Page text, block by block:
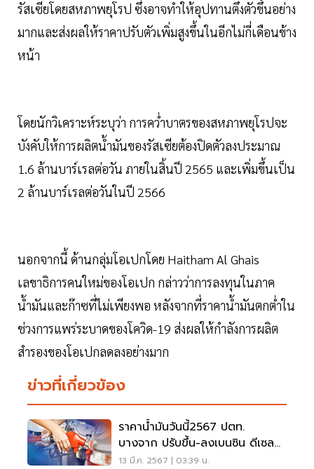
รัสเซียโดยสหภาพยุโรป ซึ่งอาจทำให้อุปทานตึงตัวขึ้นอย่าง
มากและส่งผลให้ราคาปรับตัวเพิ่มสูงขึ้นในอีกไม่กี่เดือนข้าง
หน้า
โดยนักวิเคราะห์ระบุว่า การคว่ำบาตรของสหภาพยุโรปจะ
บังคับให้การผลิตน้ำมันของรัสเซียต้องปิดตัวลงประมาณ
1.6 ล้านบาร์เรลต่อวัน ภายในสิ้นปี 2565 และเพิ่มขึ้นเป็น
2 ล้านบาร์เรลต่อวันในปี 2566
นอกจากนี้ ด้านกลุ่มโอเปกโดย Haitham Al Ghais
เลขาธิการคนใหม่ของโอเปก กล่าวว่าการลงทุนในภาค
น้ำมันและก๊าซที่ไม่เพียงพอ หลังจากที่ราคาน้ำมันตกต่ำใน
ช่วงการแพร่ระบาดของโควิด-19 ส่งผลให้กำลังการผลิต
สำรองของโอเปกลดลงอย่างมาก
ข่าวที่เกี่ยวข้อง
ราคาน้ำมันวันนี้2567 ปตท.
บางจาก ปรับขึ้น-ลงเบนซิน ดีเซลกี่
รอบ อัปเดทล่าสุด
13 มี.ค. 2567 | 03:39 น.